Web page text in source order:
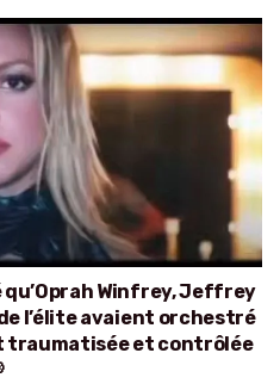
Winfrey, Jeffrey
l’élite avaient orchestré
traumatisée et contrôlée